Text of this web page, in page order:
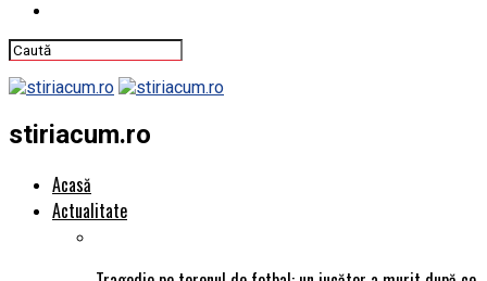
stiriacum.ro
Acasă
Actualitate